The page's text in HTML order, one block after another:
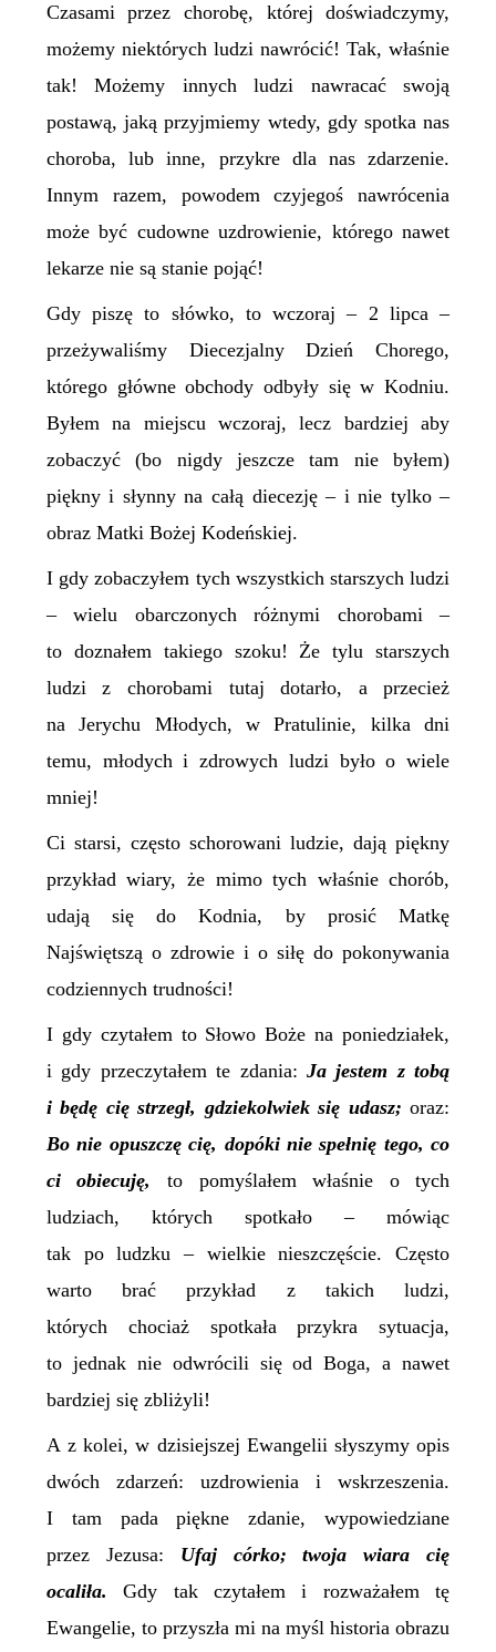
Czasami przez chorobę, której doświadczymy,
możemy niektórych ludzi nawrócić! Tak, właśnie
tak! Możemy innych ludzi nawracać swoją
postawą, jaką przyjmiemy wtedy, gdy spotka nas
choroba, lub inne, przykre dla nas zdarzenie.
Innym razem, powodem czyjegoś nawrócenia
może być cudowne uzdrowienie, którego nawet
lekarze nie są stanie pojąć!
Gdy piszę to słówko, to wczoraj – 2 lipca –
przeżywaliśmy Diecezjalny Dzień Chorego,
którego główne obchody odbyły się w Kodniu.
Byłem na miejscu wczoraj, lecz bardziej aby
zobaczyć (bo nigdy jeszcze tam nie byłem)
piękny i słynny na całą diecezję – i nie tylko –
obraz Matki Bożej Kodeńskiej.
I gdy zobaczyłem tych wszystkich starszych ludzi
– wielu obarczonych różnymi chorobami –
to doznałem takiego szoku! Że tylu starszych
ludzi z chorobami tutaj dotarło, a przecież
na Jerychu Młodych, w Pratulinie, kilka dni
temu, młodych i zdrowych ludzi było o wiele
mniej!
Ci starsi, często schorowani ludzie, dają piękny
przykład wiary, że mimo tych właśnie chorób,
udają się do Kodnia, by prosić Matkę
Najświętszą o zdrowie i o siłę do pokonywania
codziennych trudności!
I gdy czytałem to Słowo Boże na poniedziałek,
i gdy przeczytałem te zdania: Ja jestem z tobą
i będę cię strzegł, gdziekolwiek się udasz;oraz:
Bo nie opuszczę cię, dopóki nie spełnię tego, co
ci obiecuję,
to pomyślałem właśnie o tych
ludziach, których spotkało – mówiąc
tak po ludzku – wielkie nieszczęście. Często
warto brać przykład z takich ludzi,
których chociaż spotkała przykra sytuacja,
to jednak nie odwrócili się od Boga, a nawet
bardziej się zbliżyli!
A z kolei, w dzisiejszej Ewangelii słyszymy opis
dwóch zdarzeń: uzdrowienia i wskrzeszenia.
I tam pada piękne zdanie, wypowiedziane
przez Jezusa: Ufaj córko; twoja wiara cię
ocaliła.Gdy tak czytałem i rozważałem tę
Ewangelie, to przyszła mi na myśl historia obrazu